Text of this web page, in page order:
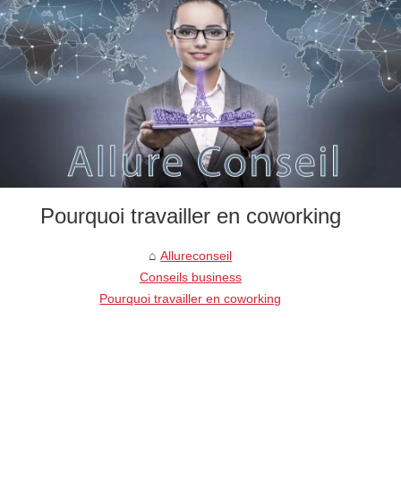
Pourquoi travailler en coworking
Allureconseil
Conseils business
Pourquoi travailler en coworking